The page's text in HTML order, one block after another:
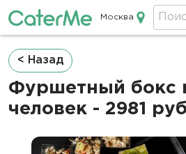
Кейтеринг в
Москва
Строка
навигации
< Назад
Фуршетный бокс
человек - 2981